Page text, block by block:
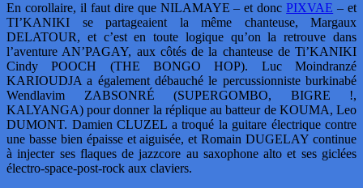
En corollaire, il faut dire que NILAMAYE – et doncPIXVAE – et
TI’KANIKI se partageaient la même chanteuse, Margaux
DELATOUR, et c’est en toute logique qu’on la retrouve dans
l’aventure AN’PAGAY, aux côtés de la chanteuse de Ti’KANIKI
Cindy POOCH (THE BONGO HOP). Luc Moindranzé
KARIOUDJA a également débauché le percussionniste burkinabé
Wendlavim ZABSONRÉ (SUPERGOMBO, BIGRE !,
KALYANGA) pour donner la réplique au batteur de KOUMA, Leo
DUMONT. Damien CLUZEL a troqué la guitare électrique contre
une basse bien épaisse et aiguisée, et Romain DUGELAY continue
à injecter ses flaques de jazzcore au saxophone alto et ses giclées
électro-space-post-rock aux claviers.